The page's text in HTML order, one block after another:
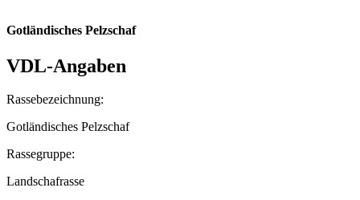
Gotländisches Pelzschaf
VDL-Angaben
Rassebezeichnung:
Gotländisches Pelzschaf
Rassegruppe:
Landschafrasse